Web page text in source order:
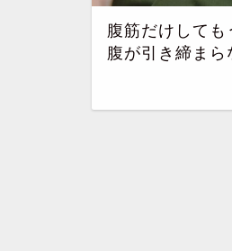
腹筋だけして
腹が引き締ま